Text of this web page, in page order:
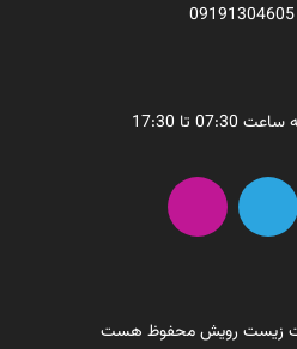
تا 17:30
T
l
r
I
n
s
g
زیست رویش محفوظ هست